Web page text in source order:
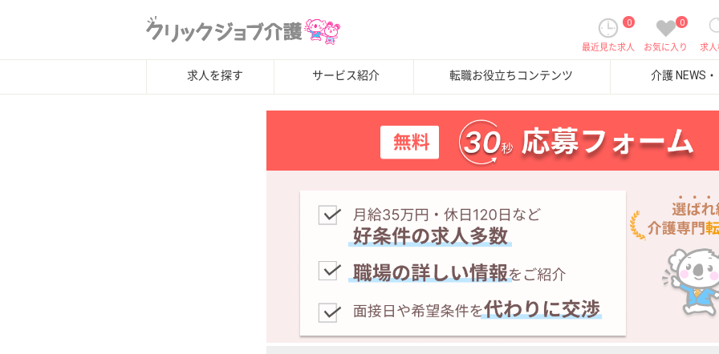
求
0
お気に入り
0
最近見た求人
求人を探す サービス紹介 転職お役立ちコンテンツ 介護 NEWS